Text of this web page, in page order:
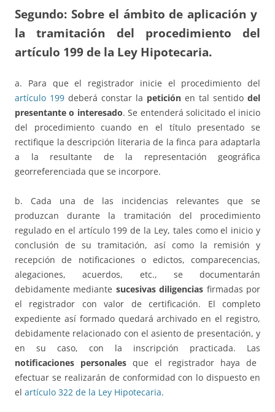
Segundo: Sobre el ámbito de aplicación y
la tramitación del procedimiento del
artículo 199 de la Ley Hipotecaria.
a. Para que el registrador inicie el procedimiento del
artículo 199 deberá constar la petición en tal sentido del
presentante o interesado. Se entenderá solicitado el inicio
del procedimiento cuando en el título presentado se
rectifique la descripción literaria de la finca para adaptarla
a la resultante de la representación geográfica
georreferenciada que se incorpore.
b. Cada una de las incidencias relevantes que se
produzcan durante la tramitación del procedimiento
regulado en el artículo 199 de la Ley, tales como el inicio y
conclusión de su tramitación, así como la remisión y
recepción de notificaciones o edictos, comparecencias,
alegaciones, acuerdos, etc., se documentarán
debidamente mediante sucesivas diligencias firmadas por
el registrador con valor de certificación. El completo
expediente así formado quedará archivado en el registro,
debidamente relacionado con el asiento de presentación, y
en su caso, con la inscripción practicada. Las
notificaciones personales que el registrador haya de
efectuar se realizarán de conformidad con lo dispuesto en
el artículo 322 de la Ley Hipotecaria.